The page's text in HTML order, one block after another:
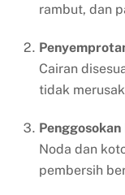
rambut, dan
Cairan
tidak
Noda dan
pembersih